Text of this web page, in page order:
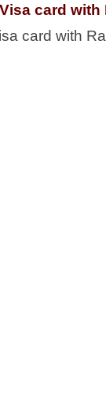
card with
card with